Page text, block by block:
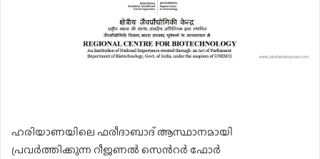
ഹരിയാണയിലെ ഫരീദാബാദ് ആസ്ഥാനമായി
പ്രവർത്തിക്കുന്ന റീജണൽ സെൻറർ ഫോർ